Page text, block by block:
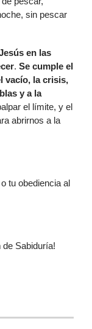
sin pescar
en las
. Se cumple el
vacío, la crisis,
y a la
el límite, y el
abrirnos a la
tu obediencia al
Sabiduría!